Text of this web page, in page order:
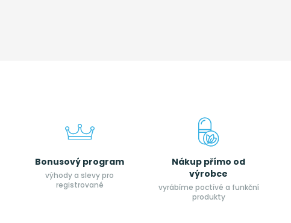
Bonusový program
výhody a slevy pro
registrované
Nákup přímo od
výrobce
vyrábíme poctívé a funkční
produkty